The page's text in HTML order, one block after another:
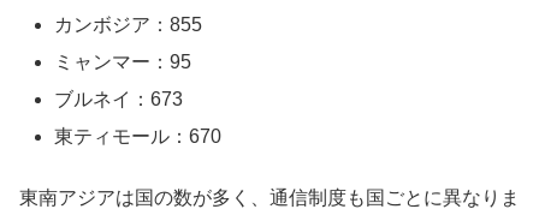
カンボジア：855
ミャンマー：95
ブルネイ：673
東ティモール：670
東南アジアは国の数が多く、通信制度も国ごとに異なりま